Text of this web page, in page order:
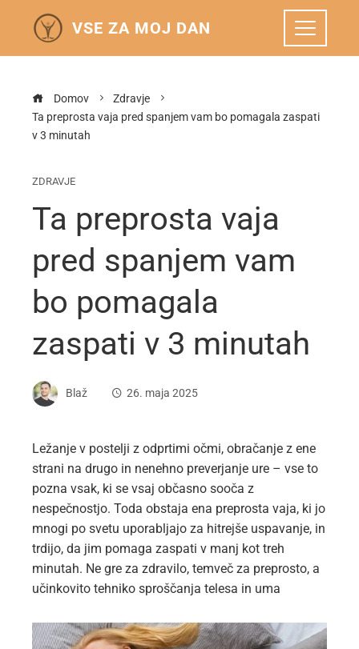
VSE ZA MOJ DAN
Domov
Zdravje
Ta preprosta vaja pred spanjem vam bo pomagala zaspati
v 3 minutah
ZDRAVJE
Ta preprosta vaja
pred spanjem vam
bo pomagala
zaspati v 3 minutah
Blaž 26. maja 2025
Ležanje v postelji z odprtimi očmi, obračanje z ene
strani na drugo in nenehno preverjanje ure – vse to
pozna vsak, ki se vsaj občasno sooča z
nespečnostjo. Toda obstaja ena preprosta vaja, ki jo
mnogi po svetu uporabljajo za hitrejše uspavanje, in
trdijo, da jim pomaga zaspati v manj kot treh
minutah. Ne gre za zdravilo, temveč za preprosto, a
učinkovito tehniko sproščanja telesa in uma